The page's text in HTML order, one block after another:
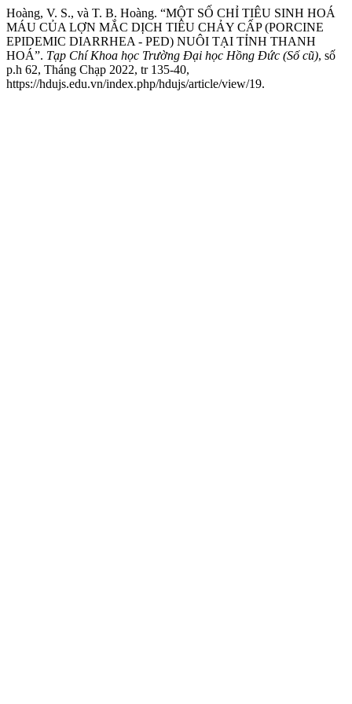
Hoàng, V. S., và T. B. Hoàng. “MỘT SỐ CHỈ TIÊU SINH HOÁ
MÁU CỦA LỢN MẮC DỊCH TIÊU CHẢY CẤP (PORCINE
EPIDEMIC DIARRHEA - PED) NUÔI TẠI TỈNH THANH
HOÁ”. Tạp Chí Khoa học Trường Đại học Hồng Đức (Số cũ), số
p.h 62, Tháng Chạp 2022, tr 135-40,
https://hdujs.edu.vn/index.php/hdujs/article/view/19.